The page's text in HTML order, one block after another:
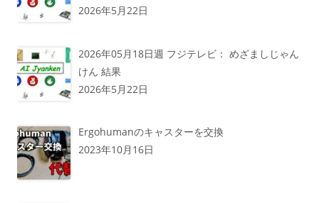
2026年5月22日
2026年05月18日週 フジテレビ： めざましじゃん
けん 結果
2026年5月22日
Ergohumanのキャスターを交換
2023年10月16日